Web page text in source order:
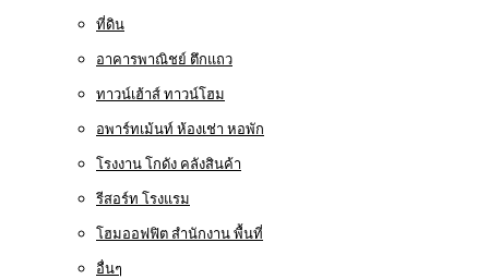
ที่ดิน
อาคารพาณิชย์ ตึกแถว
ทาวน์เฮ้าส์ ทาวน์โฮม
อพาร์ทเม้นท์ ห้องเช่า หอพัก
โรงงาน โกดัง คลังสินค้า
รีสอร์ท โรงแรม
โฮมออฟฟิต สำนักงาน พื้นที่
อื่นๆ